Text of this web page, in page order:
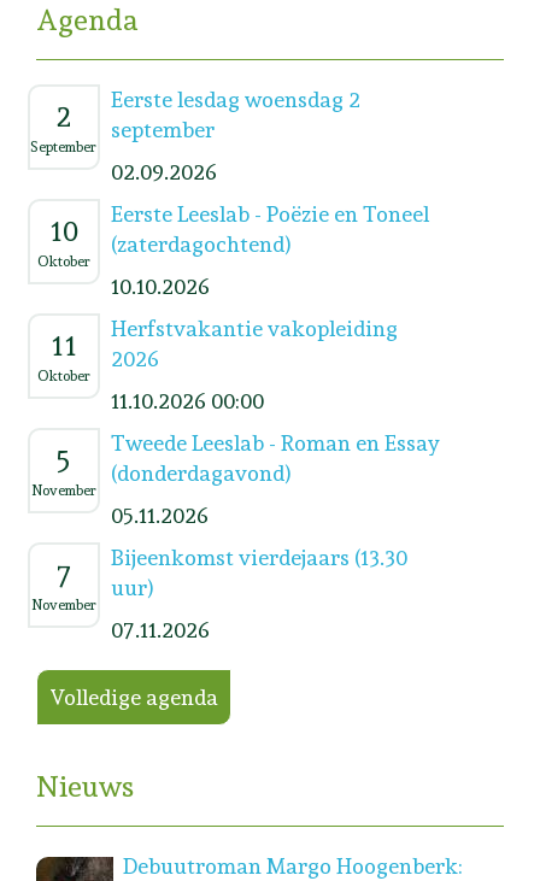
Agenda
2
September
Eerste lesdag woensdag 2
september
02.09.2026
10
Oktober
Eerste Leeslab - Poëzie en Toneel
(zaterdagochtend)
10.10.2026
11
Oktober
Herfstvakantie vakopleiding
2026
11.10.2026 00:00
5
November
Tweede Leeslab - Roman en Essay
(donderdagavond)
05.11.2026
7
November
Bijeenkomst vierdejaars (13.30
uur)
07.11.2026
Volledige agenda
Nieuws
Debuutroman Margo Hoogenberk: